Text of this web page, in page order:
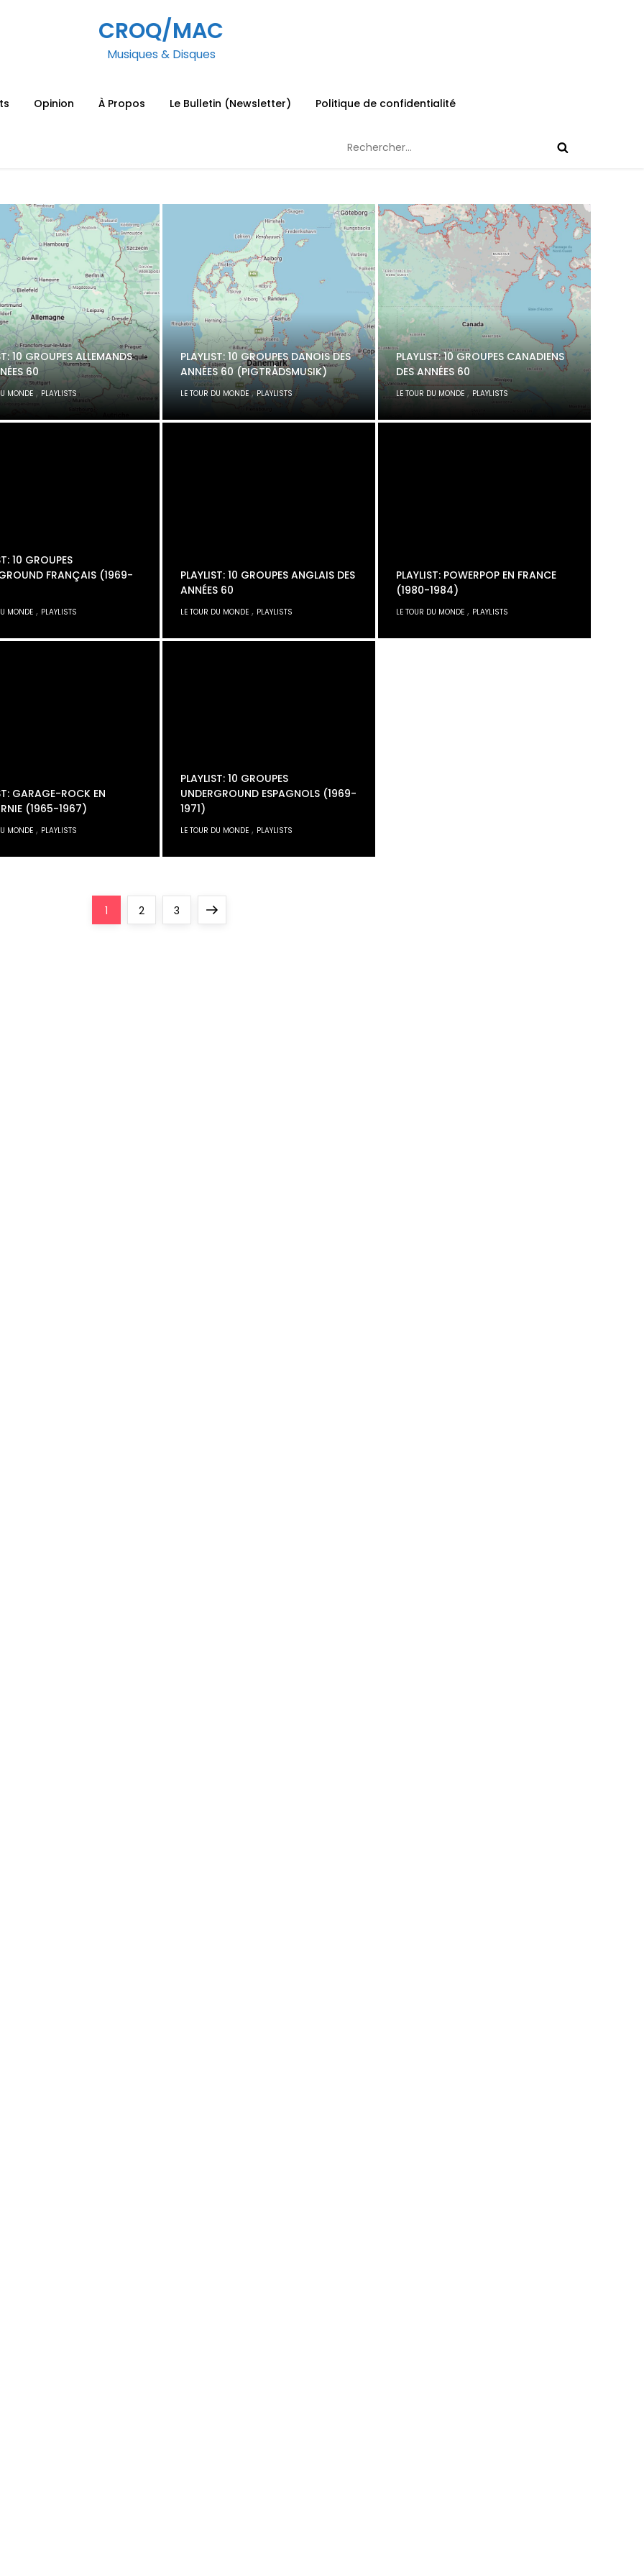
CROQ/MAC
Musiques & Disques
Opinion À Propos Le Bulletin (Newsletter) Politique de confidentialité
10 GROUPES ALLEMANDS
60
MONDE , PLAYLISTS
PLAYLIST: 10 GROUPES DANOIS DES
ANNÉES 60 (PIGTRÅDSMUSIK)
LE TOUR DU MONDE, PLAYLISTS
PLAYLIST: 10 GROUPES CANADIENS
DES ANNÉES 60
LE TOUR DU MONDE ,PLAYLISTS
10 GROUPES
FRANÇAIS (1969-
MONDE , PLAYLISTS
PLAYLIST: 10 GROUPES ANGLAIS DES
ANNÉES 60
LE TOUR DU MONDE , PLAYLISTS
PLAYLIST: POWERPOP EN FRANCE
(1980-1984)
LE TOUR DU MONDE , PLAYLISTS
GARAGE-ROCK EN
(1965-1967)
MONDE , PLAYLISTS
PLAYLIST: 10 GROUPES
UNDERGROUND ESPAGNOLS (1969-
1971)
LE TOUR DU MONDE , PLAYLISTS
Page
1 Page
2 Page
3
Next